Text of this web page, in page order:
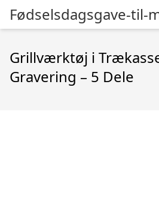
Fødselsdagsgave-til-
Grillværktøj i
Gravering – 5 Dele